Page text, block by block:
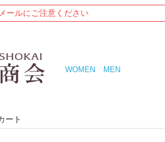
ールにご注意ください
WOMEN MEN
ート